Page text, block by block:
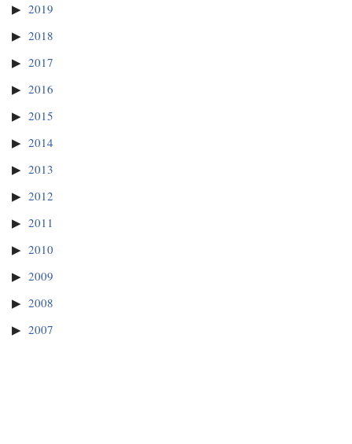
2019
2018
2017
2016
2015
2014
2013
2012
2011
2010
2009
2008
2007